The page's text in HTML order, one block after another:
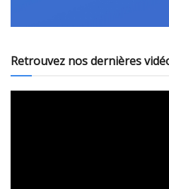
Retrouvez nos dernières